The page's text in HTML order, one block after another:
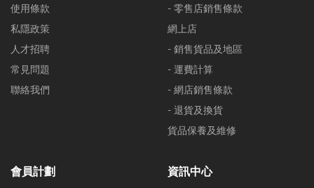
使用條款
私隱政策
人才招聘
常見問題
聯絡我們
- 零售店銷售條款
網上店
- 銷售貨品及地區
- 運費計算
- 網店銷售條款
- 退貨及換貨
貨品保養及維修
會員計劃 資訊中心